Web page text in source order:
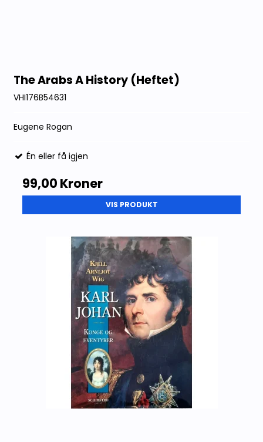
The Arabs A History (Heftet)
VHI176B54631
Eugene Rogan
Én eller få igjen
99,00 Kroner
VIS PRODUKT